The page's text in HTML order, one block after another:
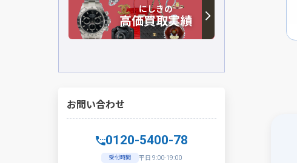
にしきの
高価買取実績
お問い合わせ
0120-5400-78
受付時間 平日 9:00-19:00